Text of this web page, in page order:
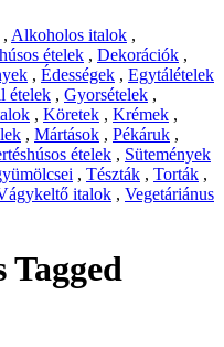
, Alkoholos italok ,
ételek , Dekorációk ,
, Édességek , Egytálételek
ételek , Gyorsételek ,
, Köretek , Krémek ,
, Mártások , Pékáruk ,
ételek , Sütemények
, Tészták , Torták ,
italok , Vegetáriánus
Tagged